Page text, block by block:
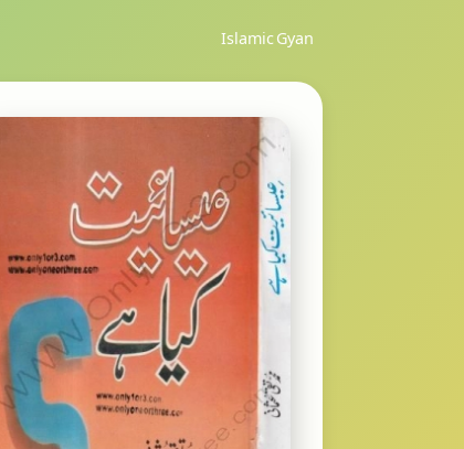
Islamic Gyan